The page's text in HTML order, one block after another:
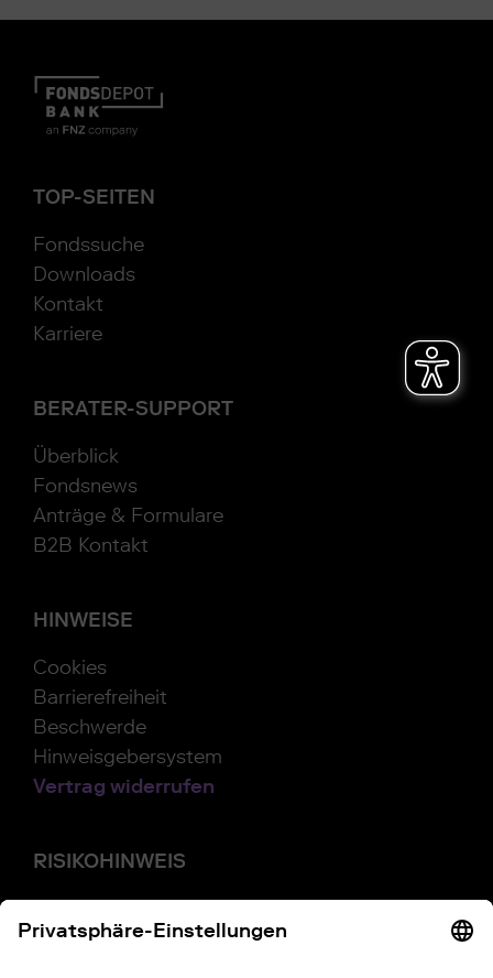
TOP-SEITEN
Fondssuche
Downloads
Kontakt
Karriere
BERATER-SUPPORT
Überblick
Fondsnews
Anträge & Formulare
B2B Kontakt
HINWEISE
Cookies
Barrierefreiheit
Beschwerde
Hinweisgebersystem
Vertrag widerrufen
RISIKOHINWEIS
Festgeld unterliegen bestimmten Risiken.